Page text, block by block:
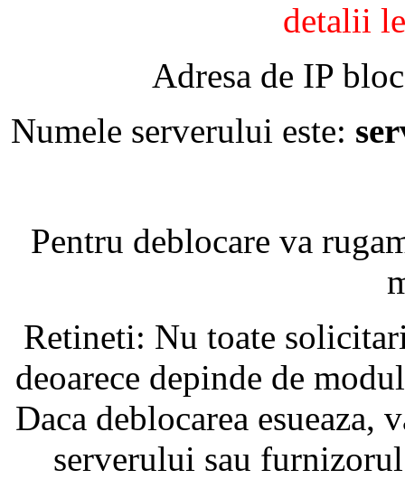
detalii
Adresa de IP
Numele serverului este:
Pentru deblocare va
Retineti: Nu toate
deoarece depinde de
Daca deblocarea
serverului sau